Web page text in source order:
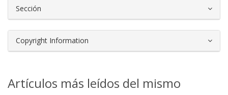
Sección
Copyright Information
Artículos más leídos del mismo